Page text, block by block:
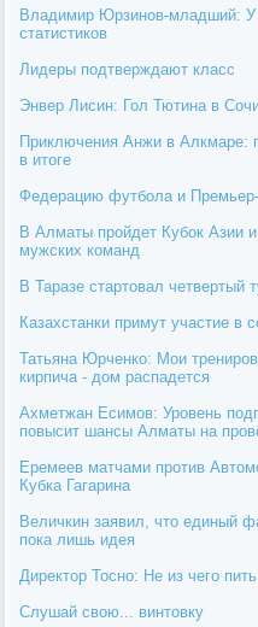
Владимир Юрзинов-младший: У
статистиков
Лидеры подтверждают класс
Энвер Лисин: Гол Тютина в
Приключения Анжи в Алкмаре:
в итоге
Федерацию футбола и
В Алматы пройдет Кубок Азии
мужских команд
В Таразе стартовал четвертый
Казахстанки примут участие в
Татьяна Юрченко: Мои
кирпича - дом распадется
Ахметжан Есимов: Уровень
повысит шансы Алматы на
Еремеев матчами против
Кубка Гагарина
Величкин заявил, что единый
пока лишь идея
Директор Тосно: Не из чего
Слушай свою... винтовку